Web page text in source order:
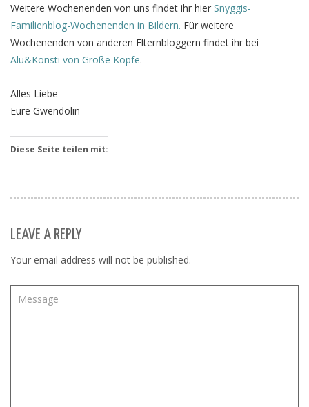
Weitere Wochenenden von uns findet ihr hier Snyggis-
Familienblog-Wochenenden in Bildern. Für weitere
Wochenenden von anderen Elternbloggern findet ihr bei
Alu&Konsti von Große Köpfe.
Alles Liebe
Eure Gwendolin
Diese Seite teilen mit:
LEAVE A REPLY
Your email address will not be published.